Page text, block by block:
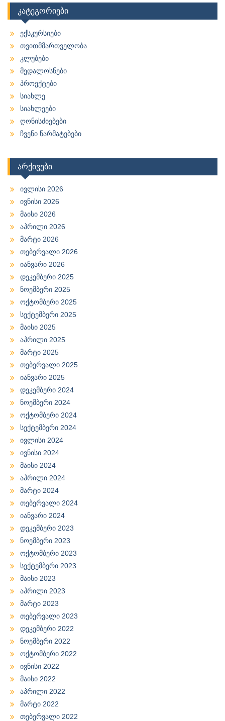
კატეგორიები
ექსკურსიები
თვითმმართველობა
კლუბები
მედალოსნები
პროექტები
სიახლე
სიახლეები
ღონისძიებები
ჩვენი წარმატებები
არქივები
ივლისი 2026
ივნისი 2026
მაისი 2026
აპრილი 2026
მარტი 2026
თებერვალი 2026
იანვარი 2026
დეკემბერი 2025
ნოემბერი 2025
ოქტომბერი 2025
სექტემბერი 2025
მაისი 2025
აპრილი 2025
მარტი 2025
თებერვალი 2025
იანვარი 2025
დეკემბერი 2024
ნოემბერი 2024
ოქტომბერი 2024
სექტემბერი 2024
ივლისი 2024
ივნისი 2024
მაისი 2024
აპრილი 2024
მარტი 2024
თებერვალი 2024
იანვარი 2024
დეკემბერი 2023
ნოემბერი 2023
ოქტომბერი 2023
სექტემბერი 2023
მაისი 2023
აპრილი 2023
მარტი 2023
თებერვალი 2023
დეკემბერი 2022
ნოემბერი 2022
ოქტომბერი 2022
ივნისი 2022
მაისი 2022
აპრილი 2022
მარტი 2022
თებერვალი 2022